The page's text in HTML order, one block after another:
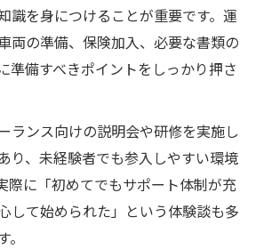
識を身につけることが重要です。運
両の準備、保険加入、必要な書類の
準備すべきポイントをしっかり押さ
ランス向けの説明会や研修を実施し
り、未経験者でも参入しやすい環境
際に「初めてでもサポート体制が充
して始められた」という体験談も多